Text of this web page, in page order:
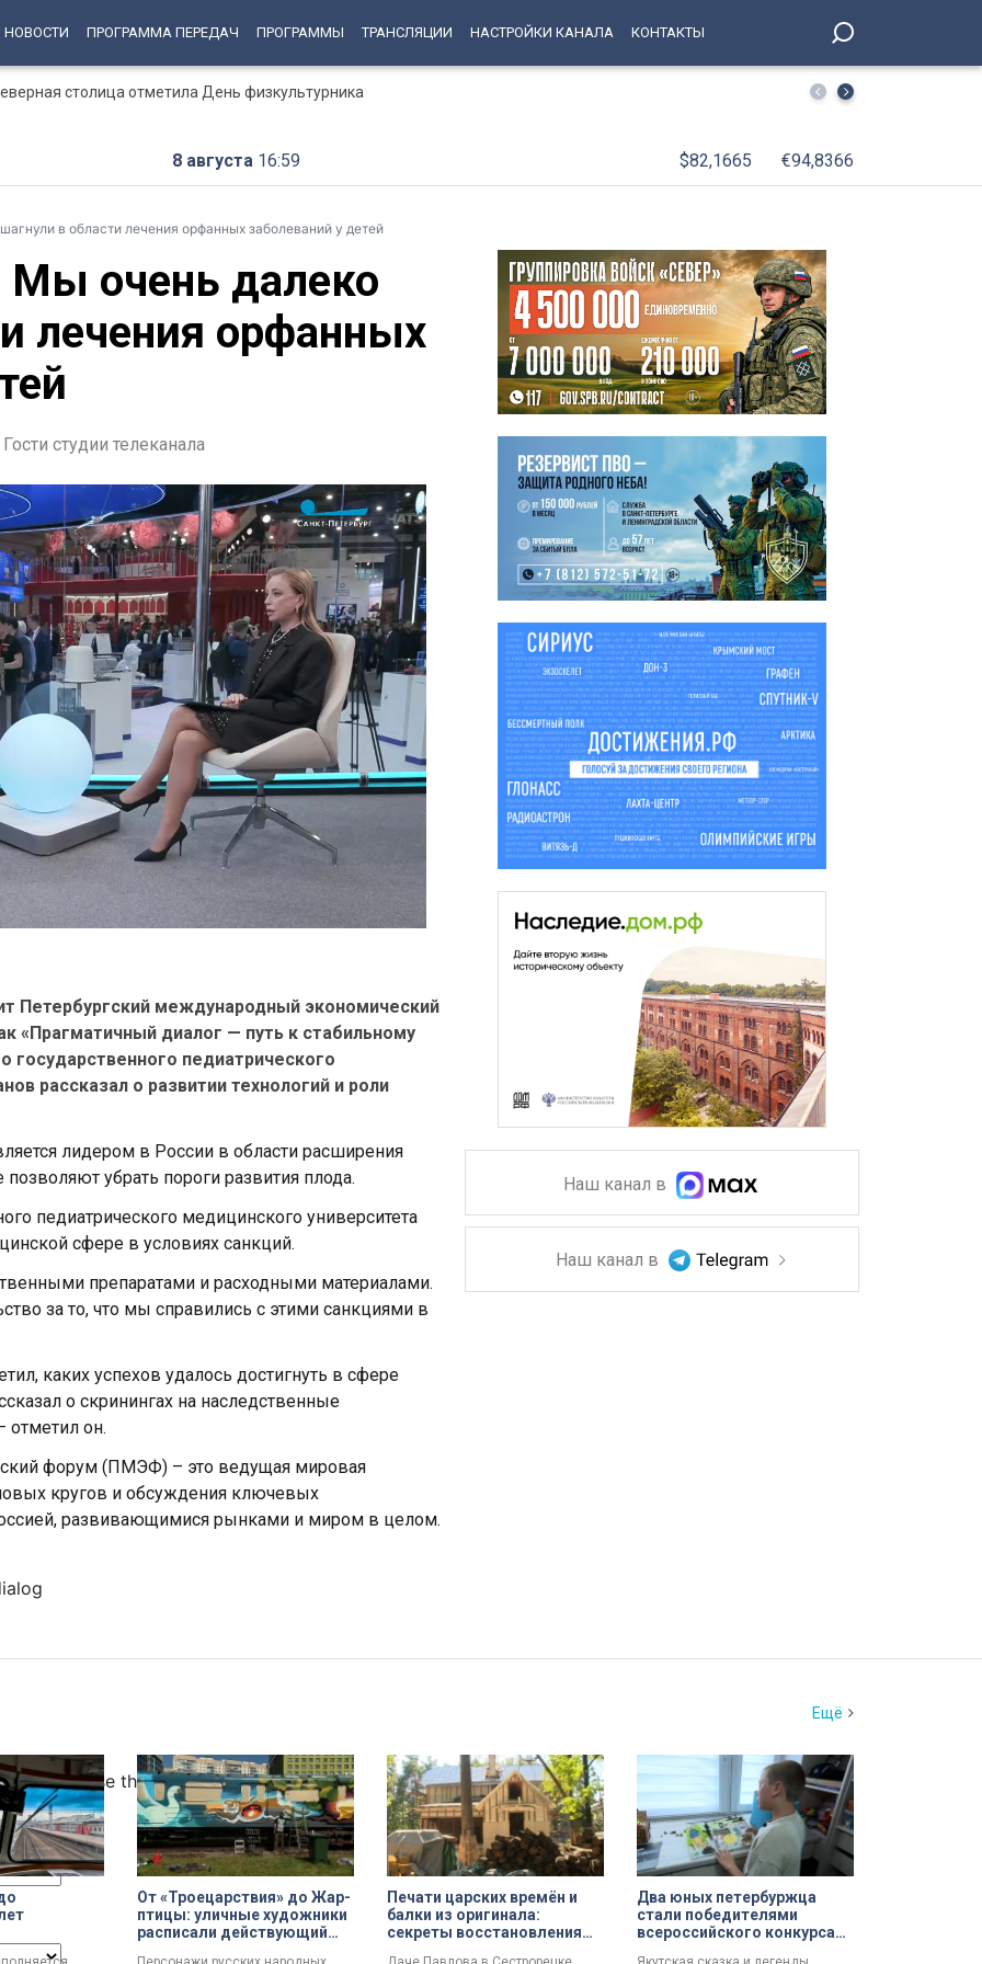
НОВОСТИ ПРОГРАММА ПЕРЕДАЧ ПРОГРАММЫ ТРАНСЛЯЦИИ НАСТРОЙКИ КАНАЛА КОНТАКТЫ
столица отметила День физкультурника
Александр Беглов: В День окончания Ленинградской
8 августа 16:59 $82,1665 €94,8366
в области лечения орфанных заболеваний у детей
очень далеко
лечения орфанных
студии телеканала
and close the window.
Петербургский международный экономический
«Прагматичный диалог — путь к стабильному
государственного педиатрического
рассказал о развитии технологий и роли
лидером в России в области расширения
убрать пороги развития плода.
педиатрического медицинского университета
сфере в условиях санкций.
препаратами и расходными материалами.
за то, что мы справились с этими санкциями в
каких успехов удалось достигнуть в сфере
о скринингах на наследственные
отметил он.
форум (ПМЭФ) – это ведущая мировая
кругов и обсуждения ключевых
развивающимися рынками и миром в целом.
Наш канал в
Наш канал в
Ещё
депо
От «Троецарствия» до Жар-
птицы: уличные художники
расписали действующий
Печати царских времён и
балки из оригинала:
секреты восстановления
Два юных петербуржца
стали победителями
всероссийского конкурса